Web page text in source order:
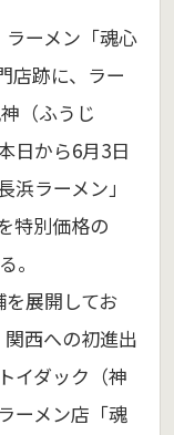
ーメン「魂心
店跡に、ラー
（ふうじ
日から6月3日
ラーメン」
特別価格の
。
展開してお
西への初進出
イダック（神
ーメン店「魂